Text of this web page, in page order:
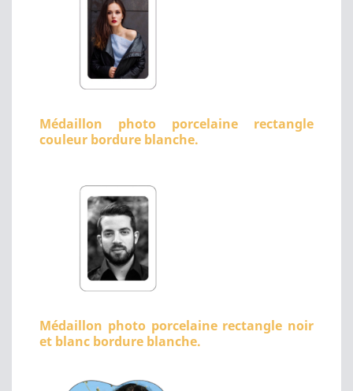
Médaillon photo porcelaine rectangle
couleur bordure blanche.
Médaillon photo porcelaine rectangle noir
et blanc bordure blanche.